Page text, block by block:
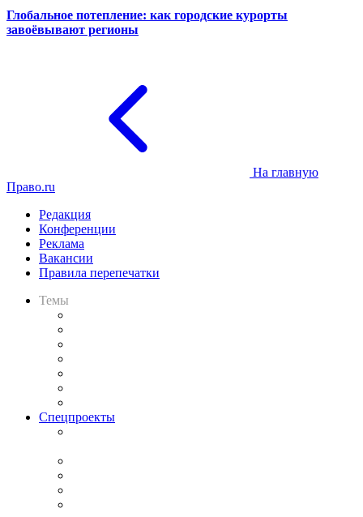
Глобальное потепление: как городские курорты
завоёвывают регионы
На главную
Право.ru
Редакция
Конференции
Реклама
Вакансии
Правила перепечатки
Темы
Спецпроекты